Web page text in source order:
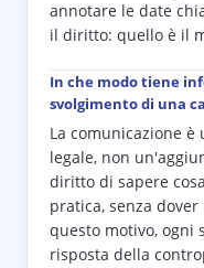
annotare le date
il diritto: quello è il
In che modo tiene
svolgimento di una
La comunicazione
legale, non
diritto di sapere
pratica, senza
questo motivo, ogni
risposta della